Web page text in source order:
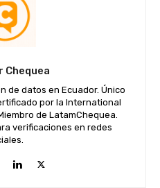
Chequea
de datos en Ecuador. Único
por la International
de LatamChequea.
verificaciones en redes